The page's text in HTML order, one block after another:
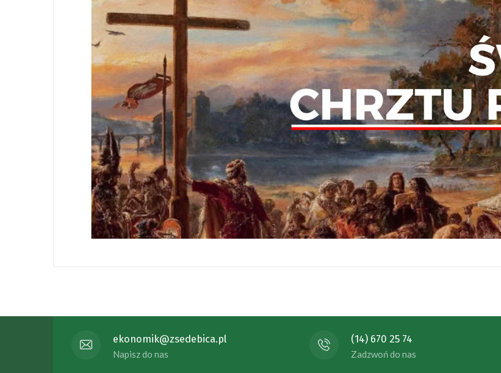
ekonomik@zsedebica.pl
Napisz do nas
(14) 670 25 74
Zadzwoń do nas